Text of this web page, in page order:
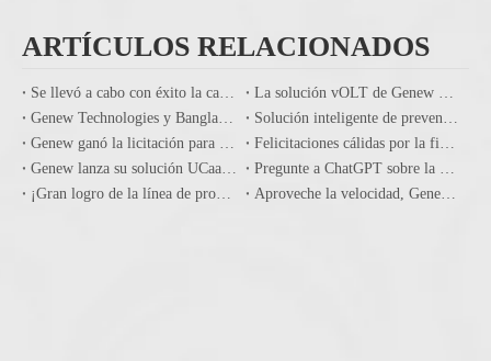
ARTÍCULOS RELACIONADOS
Se llevó a cabo con éxito la capacitación del sistema de banda ancha para los operadores de Irak
La solución vOLT de Genew ha sido probada con éxito en el laboratorio TEVA de Vodafone en Italia
Genew Technologies y Banglalink firmaron un acuerdo para la implementación de IMS ISBC para mejorar todas las comunicaciones móviles IP
Solución inteligente de prevención de epidemias de Genew Technologies
Genew ganó la licitación para el proyecto de red core de Telekom Malaysia
Felicitaciones cálidas por la finalización exitosa en una época del proyecto satelital Tiantong-1 en el sistema de red central cortó
Genew lanza su solución UCaaS impulsada por su Cloud IMS
Pregunte a ChatGPT sobre la empresa Genew Technologies Co, Ltd.
¡Gran logro de la línea de productos Core Network el año pasado y le permite conocernos más a fondo antes del Mobile World Congress 2023!
Aproveche la velocidad, Genew trae sus últimas soluciones de red central al MWC 2023